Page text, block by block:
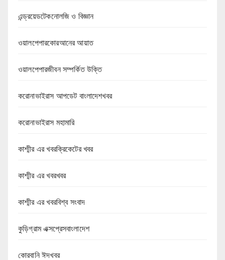
এন্ড্রয়েডটেকনোলজি ও বিজ্ঞান
ওয়ালপেপারকোরআনের আয়াত
ওয়ালপেপারজীবন সম্পর্কিত উক্তি
করোনাভাইরাস আপডেট বাংলাদেশখবর
করোনাভাইরাস মহামারি
কাশ্মীর এর খবরক্রিকেটের খবর
কাশ্মীর এর খবরখবর
কাশ্মীর এর খবরবিশ্ব সংবাদ
কুড়িগ্রাম এক্সপ্রেসবাংলাদেশ
কোরবানি ঈদখবর